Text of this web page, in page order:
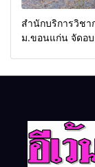
สำนักบริการวิชา
ม.ขอนแก่น จัดอ